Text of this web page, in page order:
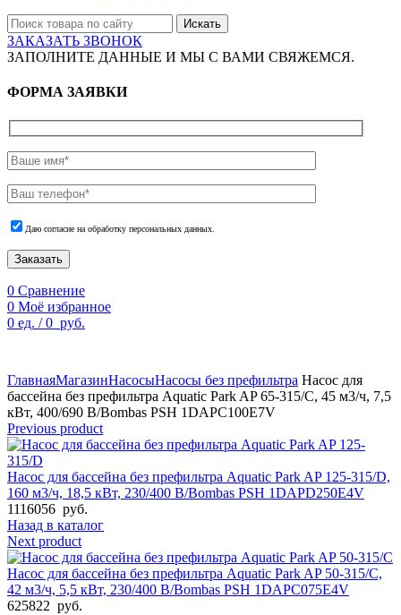
Искать
ЗАКАЗАТЬ ЗВОНОК
ЗАПОЛНИТЕ ДАННЫЕ И МЫ С ВАМИ СВЯЖЕМСЯ.
ФОРМА ЗАЯВКИ
Даю согласие на обработку персональных данных.
Заказать
0 Сравнение
0 Моё избранное
0 ед. / 0 руб.
ГлавнаяМагазинНасосыНасосы без префильтра Насос для
бассейна без префильтра Aquatic Park AP 65-315/C, 45 м3/ч, 7,5
кВт, 400/690 В/Bombas PSH 1DAPC100E7V
Previous product
Насос для бассейна без префильтра Aquatic Park AP 125-315/D,
160 м3/ч, 18,5 кВт, 230/400 В/Bombas PSH 1DAPD250E4V
1116056 руб.
Назад в каталог
Next product
Насос для бассейна без префильтра Aquatic Park AP 50-315/C,
42 м3/ч, 5,5 кВт, 230/400 В/Bombas PSH 1DAPC075E4V
625822 руб.